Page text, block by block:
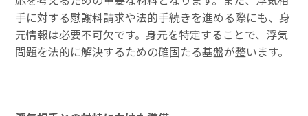
手に対する慰謝料請求や法的手続きを進める際にも、身
元情報は必要不可欠です。身元を特定することで、浮気
問題を法的に解決するための確固たる基盤が整います。